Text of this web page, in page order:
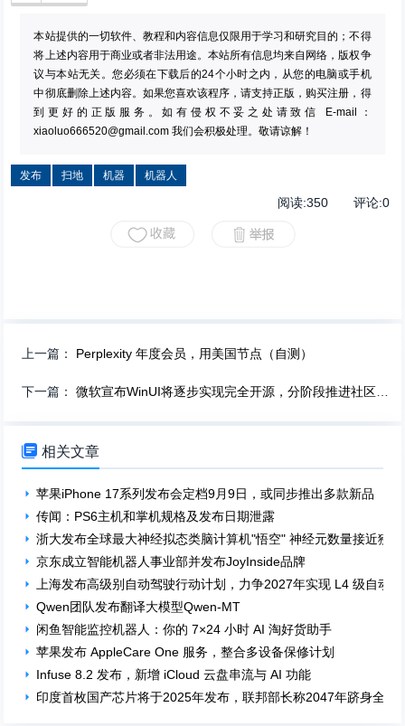
本站提供的一切软件、教程和内容信息仅限用于学习和研究目的；不得
将上述内容用于商业或者非法用途。本站所有信息均来自网络，版权争
议与本站无关。您必须在下载后的24个小时之内，从您的电脑或手机
中彻底删除上述内容。如果您喜欢该程序，请支持正版，购买注册，得
到更好的正版服务。如有侵权不妥之处请致信 E-mail：
xiaoluo666520@gmail.com 我们会积极处理。敬请谅解！
发布 扫地 机器 机器人
阅读:350评论:0
上一篇： Perplexity 年度会员，用美国节点（自测）
下一篇：微软宣布WinUI将逐步实现完全开源，分阶段推进社区协作
 相关文章
苹果iPhone 17系列发布会定档9月9日，或同步推出多款新品
传闻：PS6主机和掌机规格及发布日期泄露
浙大发布全球最大神经拟态类脑计算机"悟空" 神经元数量接近猕
京东成立智能机器人事业部并发布JoyInside品牌
上海发布高级别自动驾驶行动计划，力争2027年实现 L4 级自动
Qwen团队发布翻译大模型Qwen-MT
闲鱼智能监控机器人：你的 7×24 小时 AI 淘好货助手
苹果发布 AppleCare One 服务，整合多设备保修计划
Infuse 8.2 发布，新增 iCloud 云盘串流与 AI 功能
印度首枚国产芯片将于2025年发布，联邦部长称2047年跻身全球